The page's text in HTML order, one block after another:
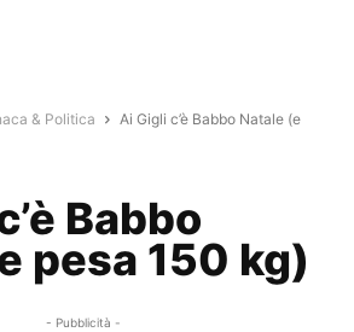
& Politica
Ai Gigli c’è Babbo Natale (e
Babbo
pesa 150 kg)
- Pubblicità -